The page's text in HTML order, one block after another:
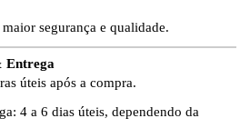
segurança e qualidade.
Entrega
úteis após a compra.
4 a 6 dias úteis, dependendo da